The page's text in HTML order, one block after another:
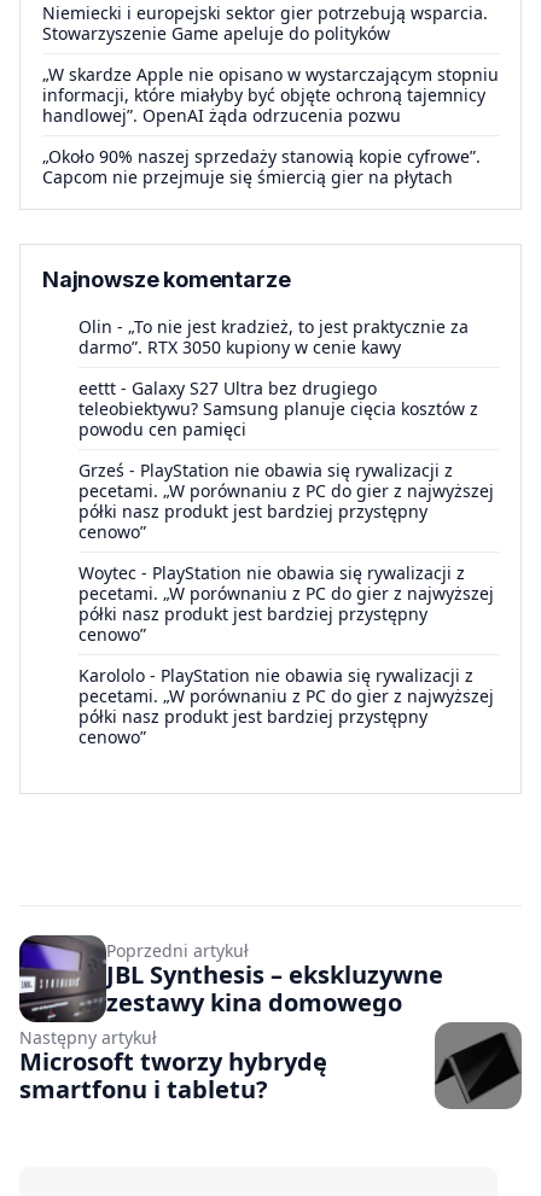
Niemiecki i europejski sektor gier potrzebują wsparcia.
Stowarzyszenie Game apeluje do polityków
„W skardze Apple nie opisano w wystarczającym stopniu
informacji, które miałyby być objęte ochroną tajemnicy
handlowej”. OpenAI żąda odrzucenia pozwu
„Około 90% naszej sprzedaży stanowią kopie cyfrowe”.
Capcom nie przejmuje się śmiercią gier na płytach
Najnowsze komentarze
Olin - „To nie jest kradzież, to jest praktycznie za
darmo”. RTX 3050 kupiony w cenie kawy
eettt - Galaxy S27 Ultra bez drugiego
teleobiektywu? Samsung planuje cięcia kosztów z
powodu cen pamięci
Grześ - PlayStation nie obawia się rywalizacji z
pecetami. „W porównaniu z PC do gier z najwyższej
półki nasz produkt jest bardziej przystępny
cenowo”
Woytec - PlayStation nie obawia się rywalizacji z
pecetami. „W porównaniu z PC do gier z najwyższej
półki nasz produkt jest bardziej przystępny
cenowo”
Karololo - PlayStation nie obawia się rywalizacji z
pecetami. „W porównaniu z PC do gier z najwyższej
półki nasz produkt jest bardziej przystępny
cenowo”
Poprzedni artykuł
JBL Synthesis – ekskluzywne
zestawy kina domowego
Następny artykuł
Microsoft tworzy hybrydę
smartfonu i tabletu?